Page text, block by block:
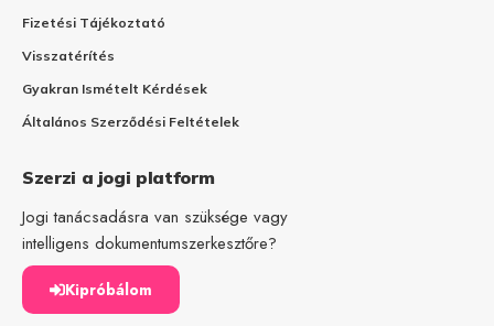
Fizetési Tájékoztató
Visszatérítés
Gyakran Ismételt Kérdések
Általános Szerződési Feltételek
Szerzi a jogi platform
Jogi tanácsadásra van szüksége vagy
intelligens dokumentumszerkesztőre?
Kipróbálom